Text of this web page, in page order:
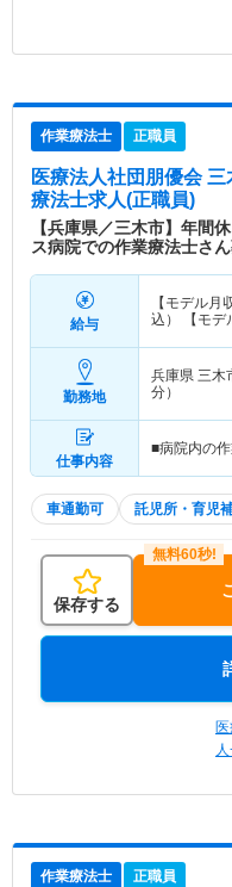
作業療法士 正職員
医療法人社団朋優会
療法士求人(正職員)
【兵庫県／三木市】年間
ス病院での作業療法士さん
給与
【モデル月
込） 【モデ
勤務地
兵庫県 三木
分）
仕事内容
■病院内の
車通勤可 託児所・育児
保存する
作業療法士 正職員